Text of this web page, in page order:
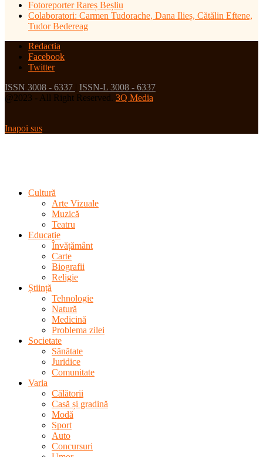
Fotoreporter Rareș Beșliu
Colaboratori: Carmen Tudorache, Dana Ilieș, Cătălin Eftene,
Tudor Bedereag
Redactia
Facebook
Twitter
ISSN 3008 - 6337
ISSN-L 3008 - 6337
@2023 - All Right Reserved. 3Q Media
Inapoi sus
Cultură
Arte Vizuale
Muzică
Teatru
Educație
Învățământ
Carte
Biografii
Religie
Știință
Tehnologie
Natură
Medicină
Problema zilei
Societate
Sănătate
Juridice
Comunitate
Varia
Călătorii
Casă și gradină
Modă
Sport
Auto
Concursuri